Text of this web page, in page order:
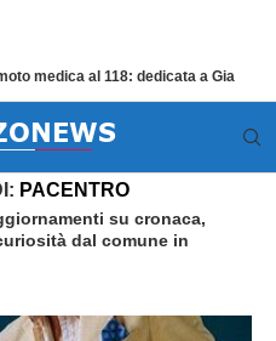
medica al 118: dedicata a
PACENTRO
su cronaca,
dal comune in